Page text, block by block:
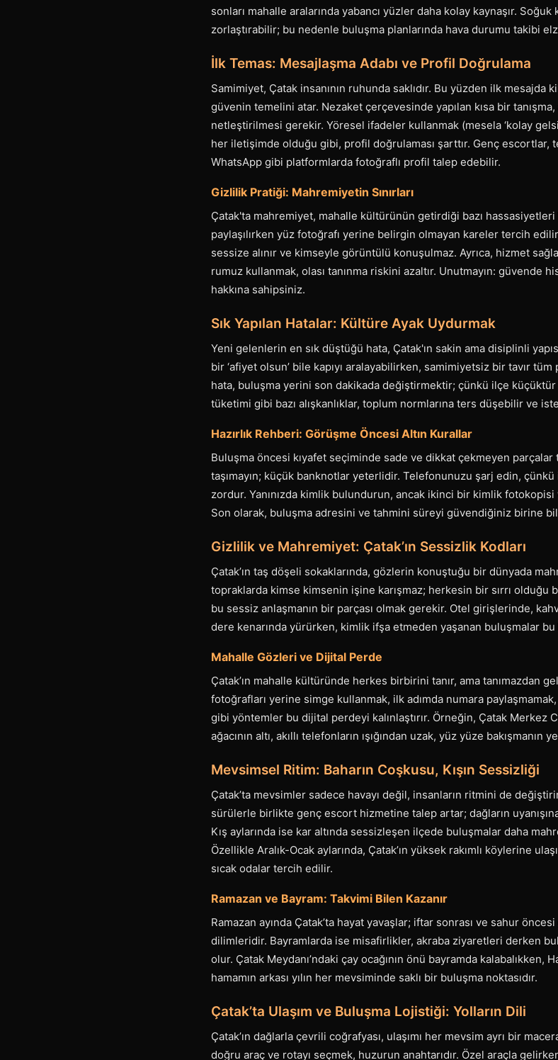
sonları mahalle aralarında yabancı yüzler daha kolay kaynaşır. Soğuk
zorlaştırabilir; bu nedenle buluşma planlarında hava durumu takibi
İlk Temas: Mesajlaşma Adabı ve Profil Doğrulama
Samimiyet, Çatak insanının ruhunda saklıdır. Bu yüzden ilk mesajda
güvenin temelini atar. Nezaket çerçevesinde yapılan kısa bir
netleştirilmesi gerekir. Yöresel ifadeler kullanmak (mesela ‘kolay
her iletişimde olduğu gibi, profil doğrulaması şarttır. Genç escortlar,
WhatsApp gibi platformlarda fotoğraflı profil talep edebilir.
Gizlilik Pratiği: Mahremiyetin Sınırları
Çatak'ta mahremiyet, mahalle kültürünün getirdiği bazı hassasiyetleri
paylaşılırken yüz fotoğrafı yerine belirgin olmayan kareler tercih
sessize alınır ve kimseyle görüntülü konuşulmaz. Ayrıca, hizmet
rumuz kullanmak, olası tanınma riskini azaltır. Unutmayın: güvende
hakkına sahipsiniz.
Sık Yapılan Hatalar: Kültüre Ayak Uydurmak
Yeni gelenlerin en sık düştüğü hata, Çatak'ın sakin ama disiplinli
bir ‘afiyet olsun’ bile kapıyı aralayabilirken, samimiyetsiz bir tavır
hata, buluşma yerini son dakikada değiştirmektir; çünkü ilçe küçüktür
tüketimi gibi bazı alışkanlıklar, toplum normlarına ters düşebilir ve
Hazırlık Rehberi: Görüşme Öncesi Altın Kurallar
Buluşma öncesi kıyafet seçiminde sade ve dikkat çekmeyen
taşımayın; küçük banknotlar yeterlidir. Telefonunuzu şarj edin,
zordur. Yanınızda kimlik bulundurun, ancak ikinci bir kimlik
Son olarak, buluşma adresini ve tahmini süreyi güvendiğiniz birine
Gizlilik ve Mahremiyet: Çatak’ın Sessizlik Kodları
Çatak’ın taş döşeli sokaklarında, gözlerin konuştuğu bir dünyada
topraklarda kimse kimsenin işine karışmaz; herkesin bir sırrı olduğu
bu sessiz anlaşmanın bir parçası olmak gerekir. Otel girişlerinde,
dere kenarında yürürken, kimlik ifşa etmeden yaşanan buluşmalar
Mahalle Gözleri ve Dijital Perde
Çatak’ın mahalle kültüründe herkes birbirini tanır, ama tanımazdan
fotoğrafları yerine simge kullanmak, ilk adımda numara
gibi yöntemler bu dijital perdeyi kalınlaştırır. Örneğin, Çatak Merkez
ağacının altı, akıllı telefonların ışığından uzak, yüz yüze bakışmanın
Mevsimsel Ritim: Baharın Coşkusu, Kışın Sessizliği
Çatak’ta mevsimler sadece havayı değil, insanların ritmini de
sürülerle birlikte genç escort hizmetine talep artar; dağların
Kış aylarında ise kar altında sessizleşen ilçede buluşmalar daha
Özellikle Aralık-Ocak aylarında, Çatak’ın yüksek rakımlı köylerine
sıcak odalar tercih edilir.
Ramazan ve Bayram: Takvimi Bilen Kazanır
Ramazan ayında Çatak’ta hayat yavaşlar; iftar sonrası ve sahur
dilimleridir. Bayramlarda ise misafirlikler, akraba ziyaretleri derken
olur. Çatak Meydanı’ndaki çay ocağının önü bayramda kalabalıkken,
hamamın arkası yılın her mevsiminde saklı bir buluşma noktasıdır.
Çatak’ta Ulaşım ve Buluşma Lojistiği: Yolların Dili
Çatak’ın dağlarla çevrili coğrafyası, ulaşımı her mevsim ayrı bir
doğru araç ve rotayı seçmek, huzurun anahtarıdır. Özel araçla